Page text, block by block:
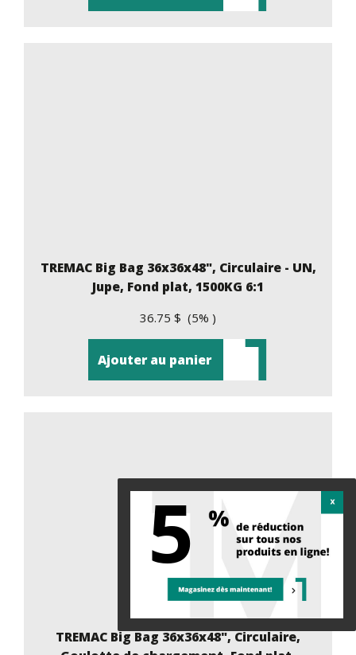
TREMAC Big Bag 36x36x48", Circulaire - UN,
Jupe, Fond plat, 1500KG 6:1
36.75 $ (5% )
Ajouter au panier
TREMAC Big Bag 36x36x48", Circulaire,
5